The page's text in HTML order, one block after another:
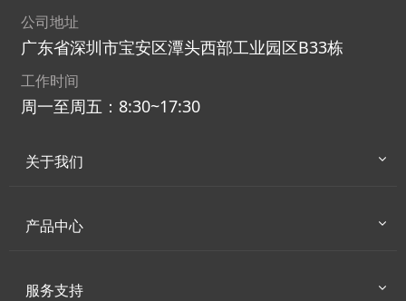
公司地址
广东省深圳市宝安区潭头西部工业园区B33栋
工作时间
周一至周五：8:30~17:30
关于我们
产品中心
服务支持